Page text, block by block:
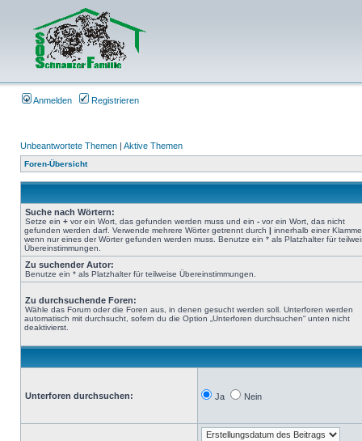
Anmelden Registrieren
Unbeantwortete Themen | Aktive Themen
Foren-Übersicht
Suche nach Wörtern:
Setze ein + vor ein Wort, das gefunden werden muss und ein - vor ein Wort, das nicht
gefunden werden darf. Verwende mehrere Wörter getrennt durch | innerhalb einer
wenn nur eines der Wörter gefunden werden muss. Benutze ein * als Platzhalter für
Übereinstimmungen.
Zu suchender Autor:
Benutze ein * als Platzhalter für teilweise Übereinstimmungen.
Zu durchsuchende Foren:
Wähle das Forum oder die Foren aus, in denen gesucht werden soll. Unterforen werden
automatisch mit durchsucht, sofern du die Option „Unterforen durchsuchen“ unten nicht
deaktivierst.
Unterforen durchsuchen: Ja Nein